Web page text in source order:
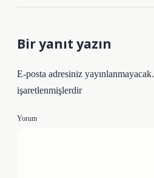
Bir yanıt yazın
E-posta adresiniz yayınlanmayacak.
işaretlenmişlerdir
Yorum